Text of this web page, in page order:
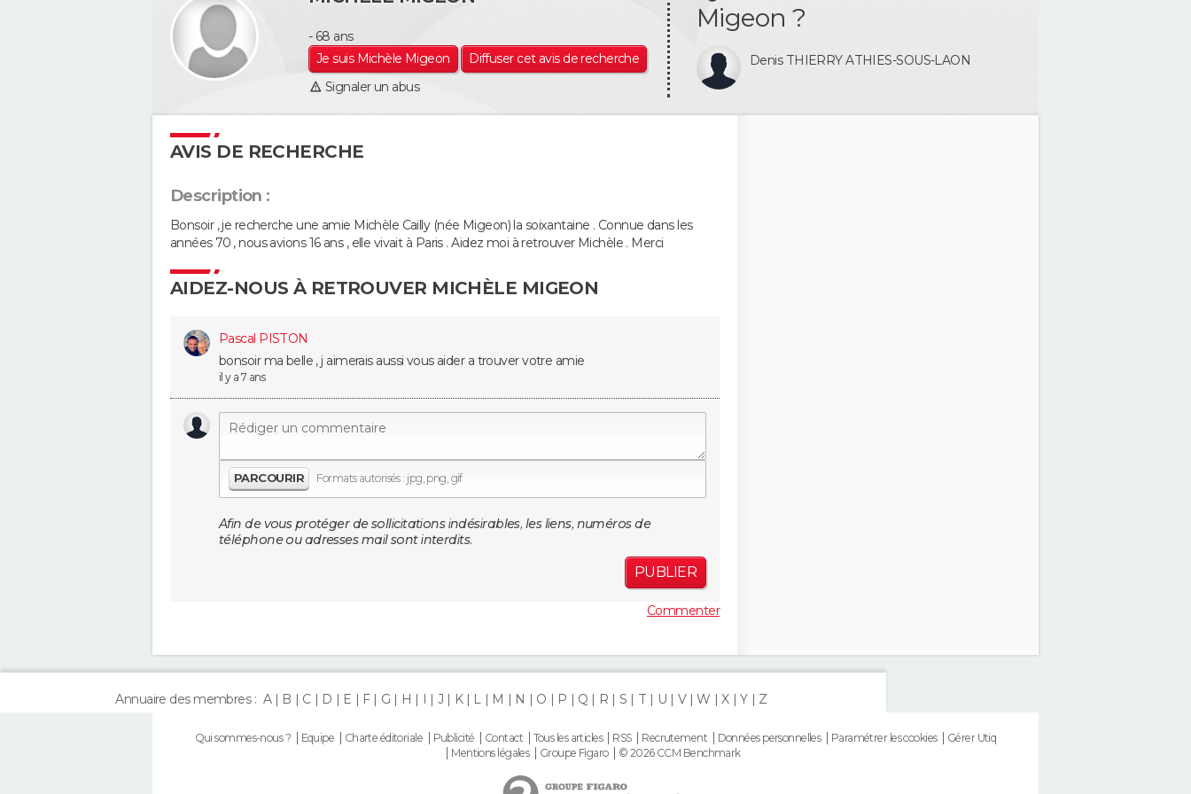
- 68 ans
Je suis Michèle Migeon
Diffuser cet avis de recherche
Signaler un abus
Migeon ?
Denis THIERRYATHIES-SOUS-LAON
AVIS DE RECHERCHE
Description :
Bonsoir , je recherche une amie Michèle Cailly (née Migeon) la soixantaine . Connue dans les
années 70 , nous avions 16 ans , elle vivait à Paris . Aidez moi à retrouver Michèle . Merci
AIDEZ-NOUS À RETROUVER MICHÈLE MIGEON
Pascal PISTON
bonsoir ma belle , j aimerais aussi vous aider a trouver votre amie
il y a 7 ans
PARCOURIR Formats autorisés : jpg, png, gif
Afin de vous protéger de sollicitations indésirables, les liens, numéros de
téléphone ou adresses mail sont interdits.
PUBLIER
Commenter
Annuaire des membres : A B C D E F G H I J K L M N O P Q R S T U V W X Y Z
Qui sommes-nous ? Equipe Charte éditoriale Publicité Contact Tous les articles RSS Recrutement Données personnelles Paramétrer les cookies
Gérer Utiq
Mentions légales
Groupe Figaro © 2026 CCM Benchmark